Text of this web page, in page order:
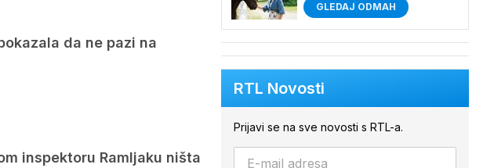
da ne pazi na
inspektoru Ramljaku ništa
GLEDAJ ODMAH
RTL Novosti
Prijavi se na sve novosti s RTL-a.